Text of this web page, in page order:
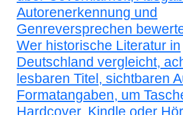
Autorenerkennung und
Genreversprechen
Wer historische Literatur in
Deutschland vergleicht,
lesbaren Titel, sichtbaren
Formatangaben, um
Hardcover, Kindle oder